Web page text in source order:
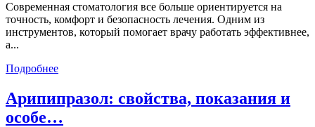
Современная стоматология все больше ориентируется на
точность, комфорт и безопасность лечения. Одним из
инструментов, который помогает врачу работать эффективнее,
а...
Подробнее
Арипипразол: свойства, показания и
особе…